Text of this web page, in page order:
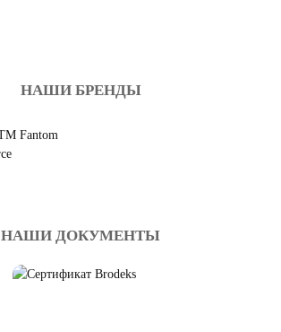
НАШИ БРЕНДЫ
НАШИ ДОКУМЕНТЫ